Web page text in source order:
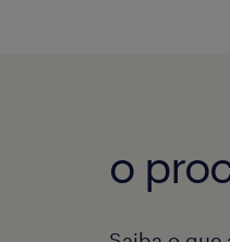
o